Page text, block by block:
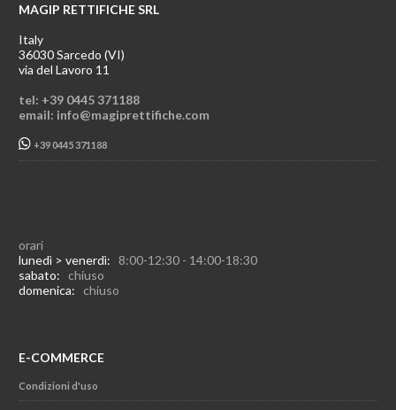
MAGIP RETTIFICHE SRL
Italy
36030 Sarcedo (VI)
via del Lavoro 11
tel: +39 0445 371188
email: info@magiprettifiche.com
+39 0445 371188
orari
lunedì > venerdì: 8:00-12:30 - 14:00-18:30
sabato: chiuso
domenica: chiuso
E-COMMERCE
Condizioni d'uso